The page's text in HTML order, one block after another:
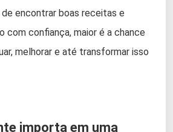
encontrar boas receitas e
com confiança, maior é a chance
melhorar e até transformar isso
importa em uma